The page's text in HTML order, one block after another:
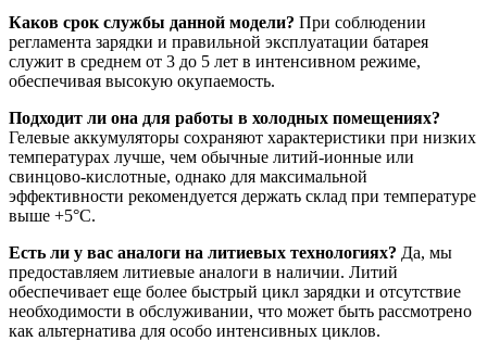
Каков срок службы данной модели? При соблюдении
регламента зарядки и правильной эксплуатации батарея
служит в среднем от 3 до 5 лет в интенсивном режиме,
обеспечивая высокую окупаемость.
Подходит ли она для работы в холодных помещениях?
Гелевые аккумуляторы сохраняют характеристики при низких
температурах лучше, чем обычные литий-ионные или
свинцово-кислотные, однако для максимальной
эффективности рекомендуется держать склад при температуре
выше +5°C.
Есть ли у вас аналоги на литиевых технологиях? Да, мы
предоставляем литиевые аналоги в наличии. Литий
обеспечивает еще более быстрый цикл зарядки и отсутствие
необходимости в обслуживании, что может быть рассмотрено
как альтернатива для особо интенсивных циклов.